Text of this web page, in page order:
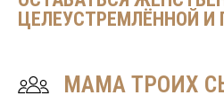
ЦЕЛЕУСТРЕМЛЁННОЙ И
МАМА ТРОИХ